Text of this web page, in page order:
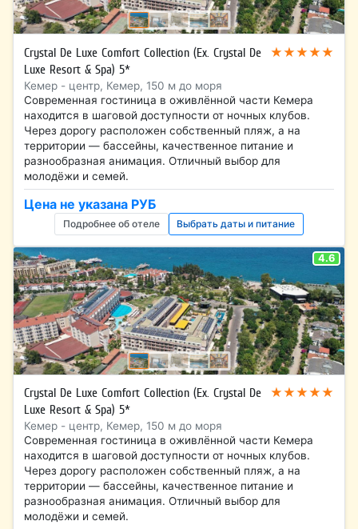
Crystal De Luxe Comfort Collection (Ex. Crystal De
Luxe Resort & Spa) 5*
★★★★★
Кемер - центр, Кемер, 150 м до моря
Современная гостиница в оживлённой части Кемера
находится в шаговой доступности от ночных клубов.
Через дорогу расположен собственный пляж, а на
территории — бассейны, качественное питание и
разнообразная анимация. Отличный выбор для
молодёжи и семей.
Цена не указана РУБ
Подробнее об отеле Выбрать даты и питание
4.6
Crystal De Luxe Comfort Collection (Ex. Crystal De
Luxe Resort & Spa) 5*
★★★★★
Кемер - центр, Кемер, 150 м до моря
Современная гостиница в оживлённой части Кемера
находится в шаговой доступности от ночных клубов.
Через дорогу расположен собственный пляж, а на
территории — бассейны, качественное питание и
разнообразная анимация. Отличный выбор для
молодёжи и семей.